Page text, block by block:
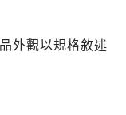
外觀以規格敘述